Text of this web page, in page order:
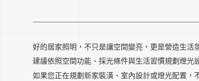
好的居家照明，不只是讓空間變亮，更是營造生活
建議依照空間功能、採光條件與生活習慣規劃燈光
如果您正在規劃新家裝潢、室內設計或燈光配置